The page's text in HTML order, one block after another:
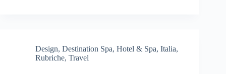
Design, Destination Spa, Hotel & Spa, Italia,
Rubriche, Travel